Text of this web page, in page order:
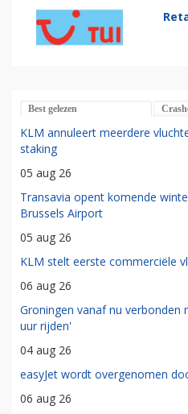
Best gelezen
KLM annuleert meerdere
staking
05 aug 26
Transavia opent komende
Brussels Airport
05 aug 26
KLM stelt eerste commerciële
06 aug 26
Groningen vanaf nu verbonden
uur rijden'
04 aug 26
easyJet wordt overgenomen
06 aug 26